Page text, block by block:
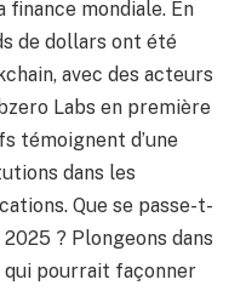
mondiale. En
de dollars ont été
avec des acteurs
Labs en première
témoignent d’une
dans les
Que se passe-t-
? Plongeons dans
qui pourrait façonner